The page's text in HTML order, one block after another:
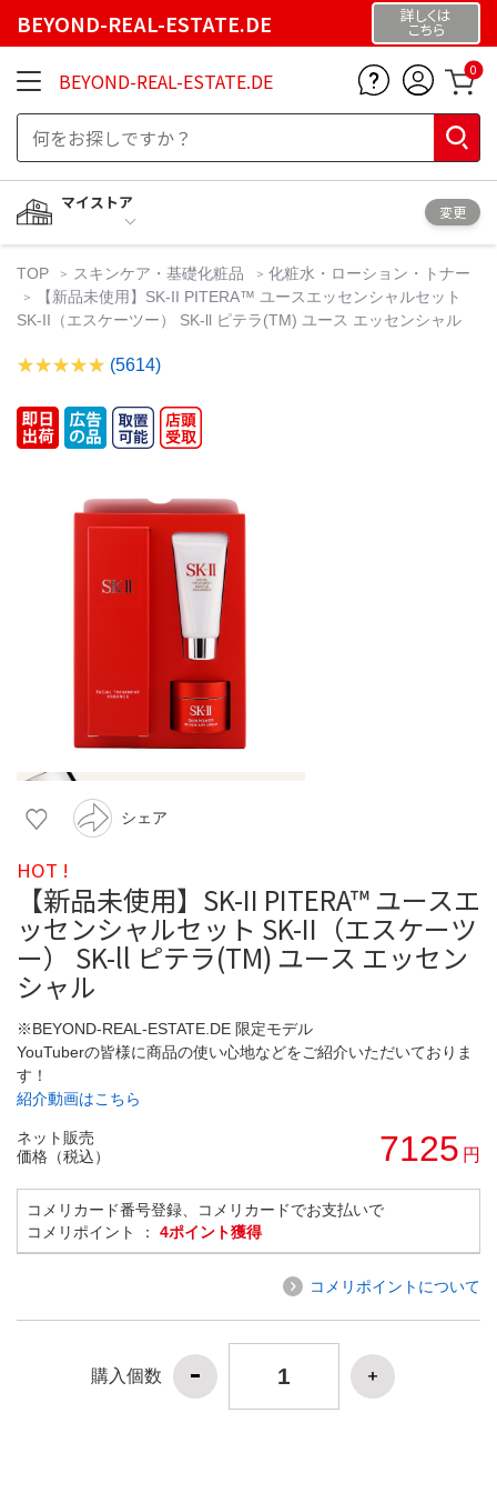
BEYOND-REAL-ESTATE.DE 詳しくは
こちら
BEYOND-REAL-ESTATE.DE 0
マイストア
変更
TOP スキンケア・基礎化粧品
化粧水・ローション・トナー
【新品未使用】SK-II PITERA™ ユースエッセンシャルセット
SK-II（エスケーツー） SK-ll ピテラ(TM) ユース エッセンシャル
(5614)
シェア
HOT !
【新品未使用】SK-II PITERA™ ユースエ
ッセンシャルセット SK-II（エスケーツ
ー） SK-ll ピテラ(TM) ユース エッセン
シャル
※BEYOND-REAL-ESTATE.DE 限定モデル
YouTuberの皆様に商品の使い心地などをご紹介いただいておりま
す！
紹介動画はこちら
ネット販売
価格（税込）
7125 円
コメリカード番号登録、コメリカードでお支払いで
コメリポイント ： 4ポイント獲得
コメリポイントについて
購入個数